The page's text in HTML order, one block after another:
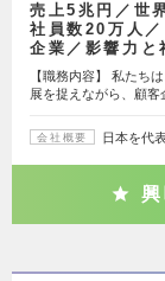
売上5兆円／世
社員数20万人
企業／影響力
【職務内容】 私たち
展を捉えながら、顧
会社概要 日本を代